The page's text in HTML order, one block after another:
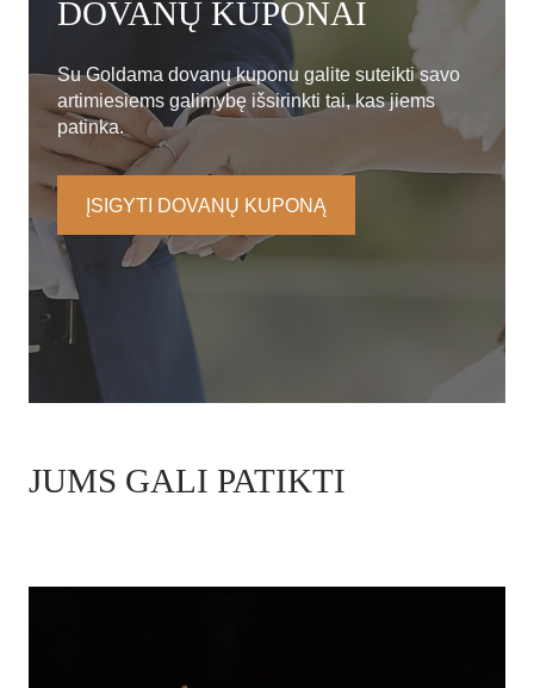
DOVANŲ KUPONAI
Su Goldama dovanų kuponu galite suteikti savo
artimiesiems galimybę išsirinkti tai, kas jiems
patinka.
ĮSIGYTI DOVANŲ KUPONĄ
JUMS GALI PATIKTI